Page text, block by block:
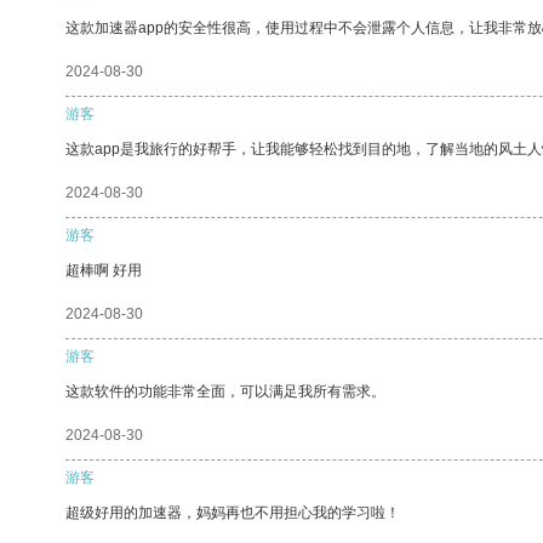
这款加速器app的安全性很高，使用过程中不会泄露个人信息，让我非常放
2024-08-30
游客
这款app是我旅行的好帮手，让我能够轻松找到目的地，了解当地的风土人
2024-08-30
游客
超棒啊 好用
2024-08-30
游客
这款软件的功能非常全面，可以满足我所有需求。
2024-08-30
游客
超级好用的加速器，妈妈再也不用担心我的学习啦！